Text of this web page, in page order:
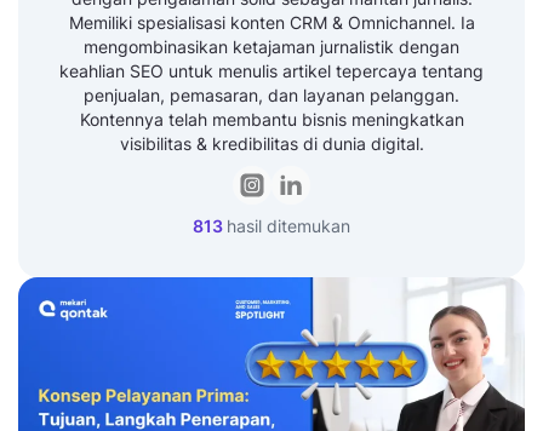
Memiliki spesialisasi konten CRM & Omnichannel. Ia
mengombinasikan ketajaman jurnalistik dengan
keahlian SEO untuk menulis artikel tepercaya tentang
penjualan, pemasaran, dan layanan pelanggan.
Kontennya telah membantu bisnis meningkatkan
visibilitas & kredibilitas di dunia digital.
813 hasil ditemukan